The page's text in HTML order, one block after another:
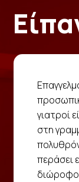
γιατροί
στη
περάσει
διώροφο